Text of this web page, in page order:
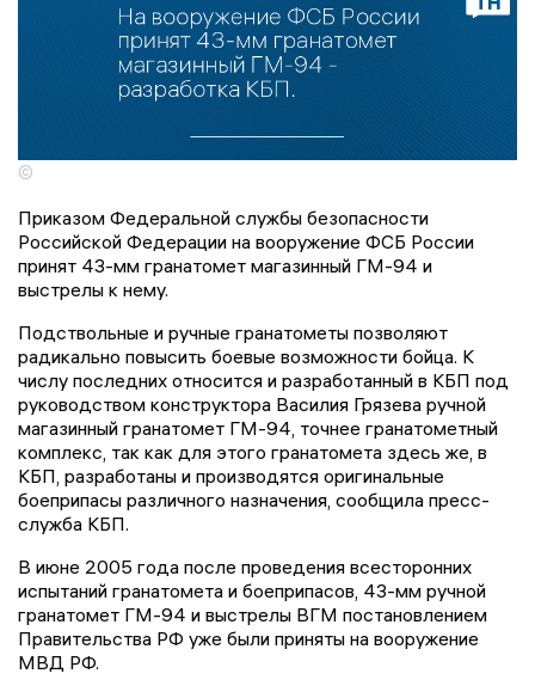
©
Приказом Федеральной службы безопасности
Российской Федерации на вооружение ФСБ России
принят 43-мм гранатомет магазинный ГМ-94 и
выстрелы к нему.
Подствольные и ручные гранатометы позволяют
радикально повысить боевые возможности бойца. К
числу последних относится и разработанный в КБП под
руководством конструктора Василия Грязева ручной
магазинный гранатомет ГМ-94, точнее гранатометный
комплекс, так как для этого гранатомета здесь же, в
КБП, разработаны и производятся оригинальные
боеприпасы различного назначения, сообщила пресс-
служба КБП.
В июне 2005 года после проведения всесторонних
испытаний гранатомета и боеприпасов, 43-мм ручной
гранатомет ГМ-94 и выстрелы ВГМ постановлением
Правительства РФ уже были приняты на вооружение
МВД РФ.